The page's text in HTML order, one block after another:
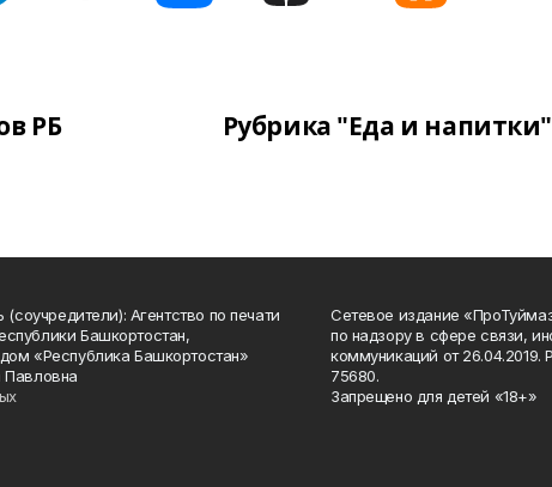
РБ Рубрика "Еда и напитки"
Агентство по печати
Башкортостан,
«Республика Башкортостан»
Павловна
Сетевое издание
по надзору в сфере связи,
коммуникаций от
75680.
Запрещено для детей «18+»